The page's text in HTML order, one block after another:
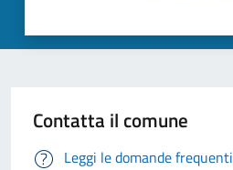
Contatta il comune
Leggi le domande frequenti